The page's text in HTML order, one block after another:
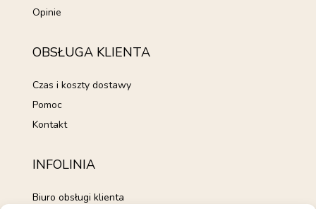
Opinie
OBSŁUGA KLIENTA
Czas i koszty dostawy
Pomoc
Kontakt
INFOLINIA
Biuro obsługi klienta